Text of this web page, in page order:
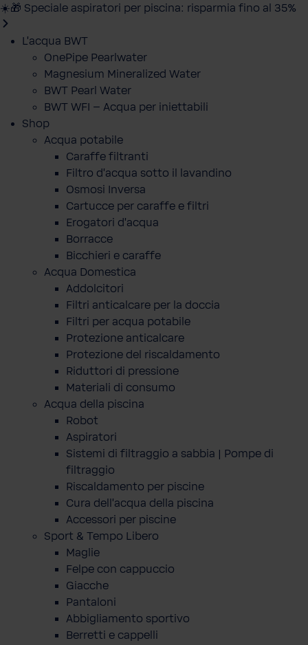
☀️🎁 Speciale aspiratori per piscina: risparmia fino al 35%
L'acqua BWT
OnePipe Pearlwater
Magnesium Mineralized Water
BWT Pearl Water
BWT WFI – Acqua per iniettabili
Shop
Acqua potabile
Caraffe filtranti
Filtro d'acqua sotto il lavandino
Osmosi Inversa
Cartucce per caraffe e filtri
Erogatori d'acqua
Borracce
Bicchieri e caraffe
Acqua Domestica
Addolcitori
Filtri anticalcare per la doccia
Filtri per acqua potabile
Protezione anticalcare
Protezione del riscaldamento
Riduttori di pressione
Materiali di consumo
Acqua della piscina
Robot
Aspiratori
Sistemi di filtraggio a sabbia | Pompe di
filtraggio
Riscaldamento per piscine
Cura dell'acqua della piscina
Accessori per piscine
Sport & Tempo Libero
Maglie
Felpe con cappuccio
Giacche
Pantaloni
Abbigliamento sportivo
Berretti e cappelli